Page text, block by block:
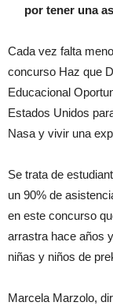
por tener una
Cada vez falta
concurso Haz que
Educacional
Estados Unidos
Nasa y vivir una
Se trata de
un 90% de
en este concurso
arrastra hace años
niñas y niños de
Marcela Marzolo,